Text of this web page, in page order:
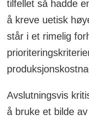
tilfellet så hadde
å kreve uetisk
står i et rimelig
Avslutningsvis
å bruke et bilde